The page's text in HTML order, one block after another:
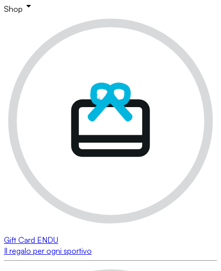
Shop
Gift Card ENDU
Il regalo per ogni sportivo